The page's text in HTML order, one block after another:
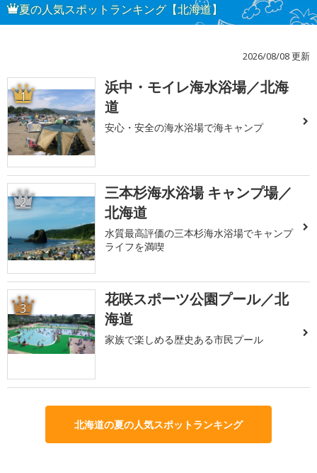
夏の人気スポットランキング【北海道】
2026/08/08 更新
1
浜中・モイレ海水浴場／北海
道
安心・安全の海水浴場で海キャンプ
2
三本杉海水浴場 キャンプ場／
北海道
水質最高評価の三本杉海水浴場でキャンプ
ライフを満喫
3
花咲スポーツ公園プール／北
海道
家族で楽しめる歴史ある市民プール
北海道の夏の人気スポットランキング